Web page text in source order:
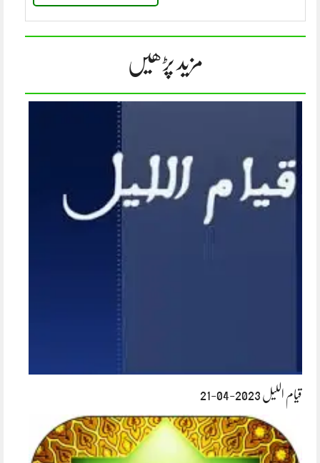
مزید پڑھیں
قیام اللیل 2023-04-21